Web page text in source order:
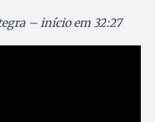
– início em 32:27